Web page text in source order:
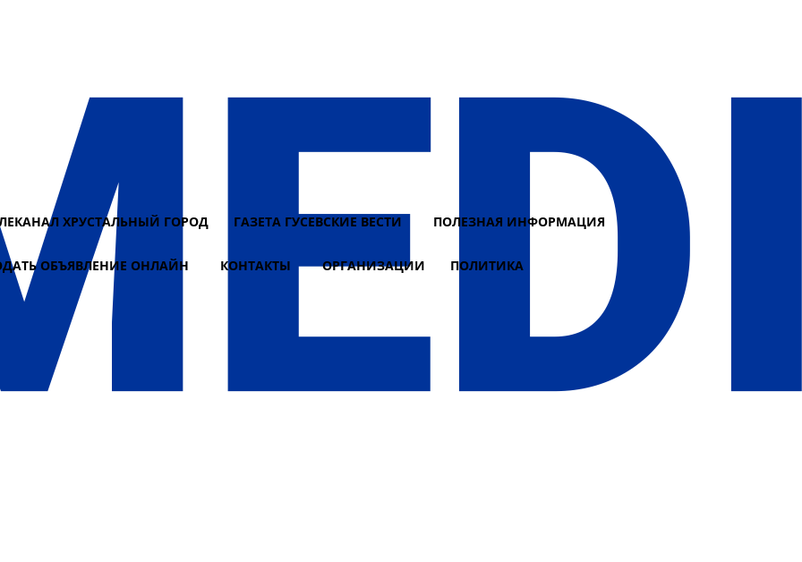
ХРУСТАЛЬНЫЙ ГОРОД ГАЗЕТА ГУСЕВСКИЕ ВЕСТИ ПОЛЕЗНАЯ ИНФОРМАЦИЯ
ОБЪЯВЛЕНИЕ ОНЛАЙН КОНТАКТЫ ОРГАНИЗАЦИИ ПОЛИТИКА